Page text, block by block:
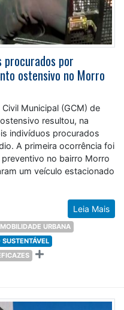
procurados por
ostensivo no Morro
Municipal (GCM) de
resultou, na
indivíduos procurados
A primeira ocorrência foi
no bairro Morro
um veículo estacionado
Leia Mais
URBANA